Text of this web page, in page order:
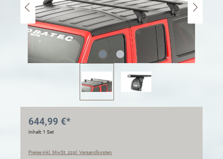
644,99 €*
Inhalt:1 Set
Preise inkl. MwSt. zzgl. Versandkosten